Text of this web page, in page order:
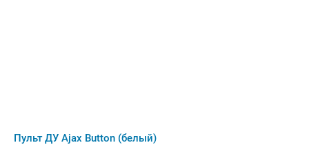
Пульт ДУ Ajax Button (белый)